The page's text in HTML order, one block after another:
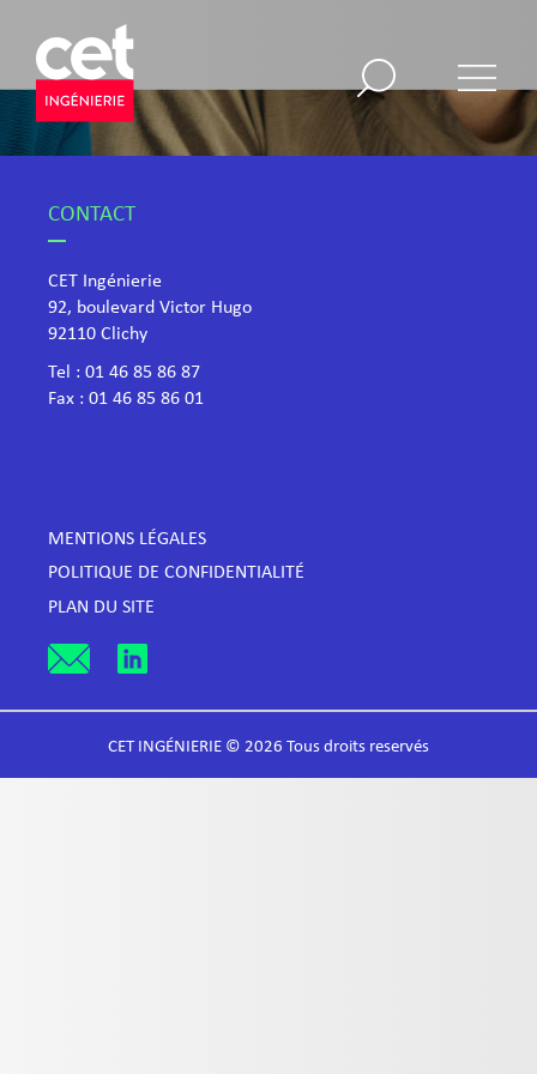
CONTACT
CET Ingénierie
92, boulevard Victor Hugo
​92110 Clichy
Tel : 01 46 85 86 87
Fax : 01 46 85 86 01
MENTIONS LÉGALES
POLITIQUE DE CONFIDENTIALITÉ
PLAN DU SITE
CET INGÉNIERIE © 2026 Tous droits reservés